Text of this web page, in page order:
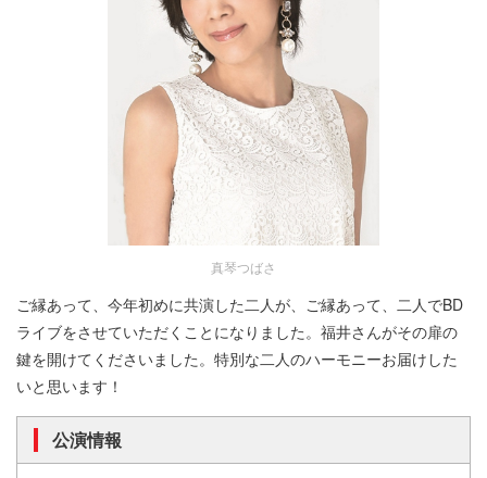
真琴つばさ
ご縁あって、今年初めに共演した二人が、ご縁あって、二人でBD
ライブをさせていただくことになりました。福井さんがその扉の
鍵を開けてくださいました。特別な二人のハーモニーお届けした
いと思います！
公演情報